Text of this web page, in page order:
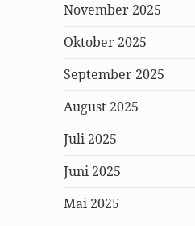
November 2025
Oktober 2025
September 2025
August 2025
Juli 2025
Juni 2025
Mai 2025